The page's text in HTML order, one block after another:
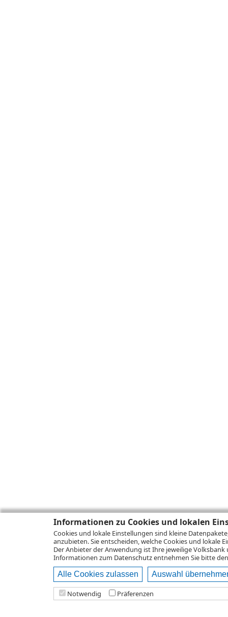
Informationen zu Cookies und lokalen
Cookies und lokale Einstellungen sind kleine
anzubieten. Sie entscheiden, welche Cookies und lokale
Der Anbieter der Anwendung ist Ihre jeweilige Volksbank
Informationen zum Datenschutzentnehmen Sie bitte
Alle Cookies zulassen Auswahl
Notwendig Präferenzen